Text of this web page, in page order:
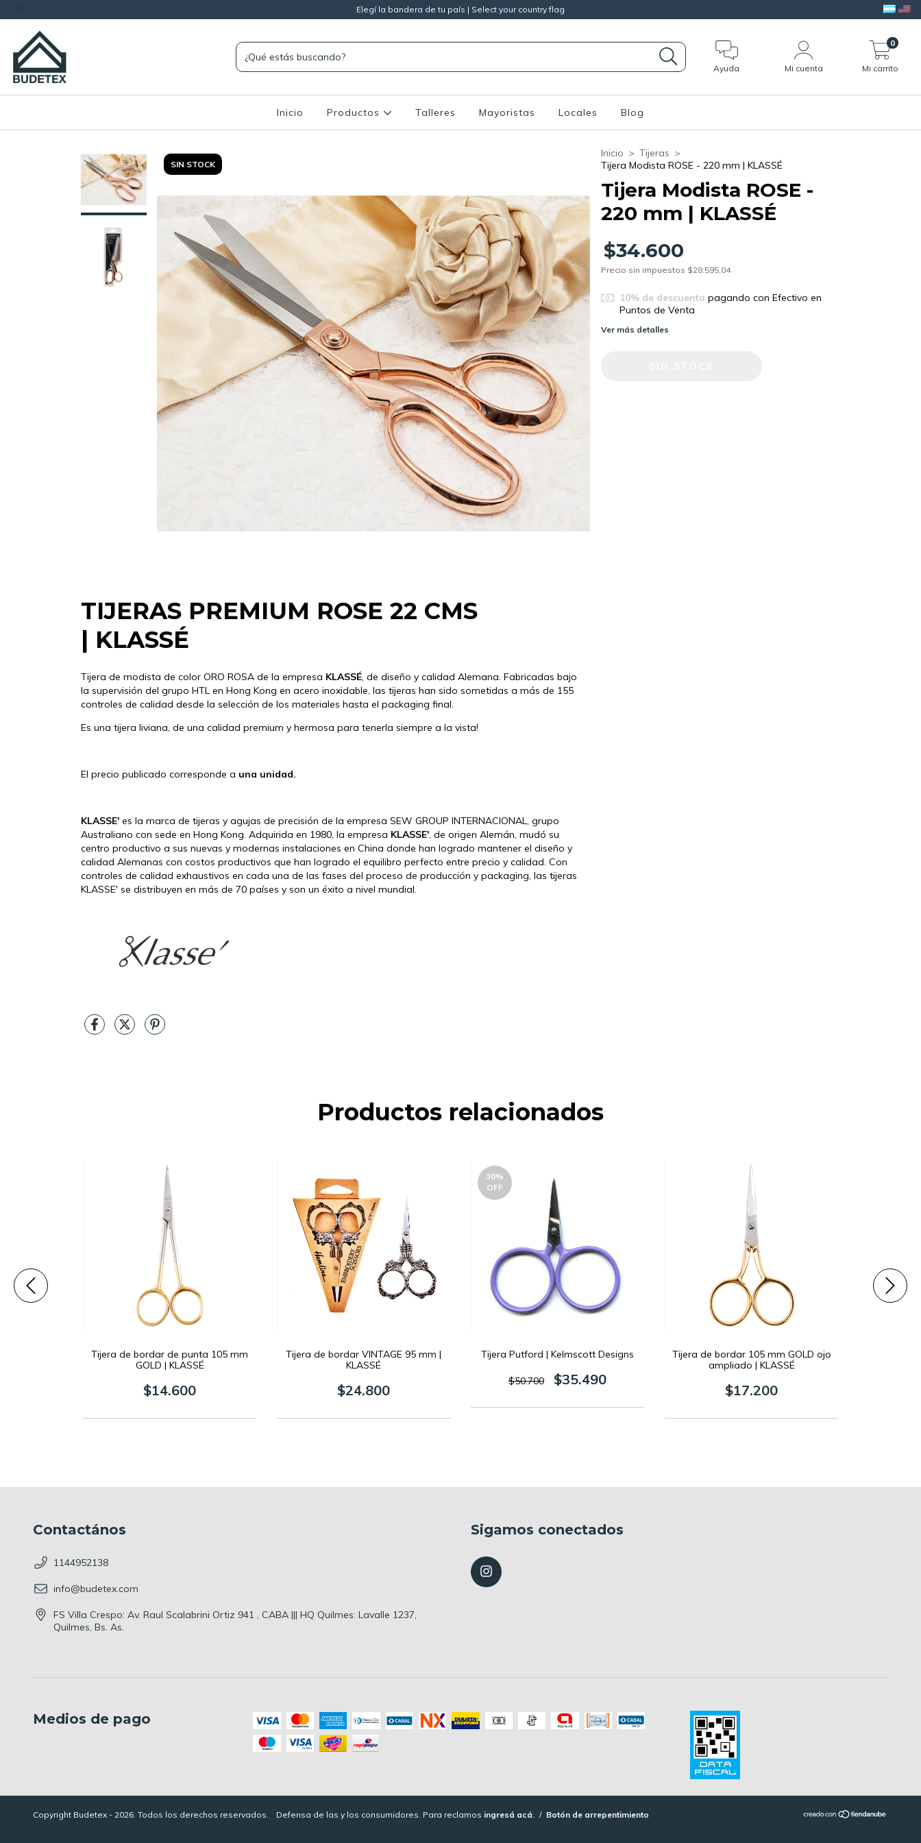
Elegí la bandera de tu país | Select your country flag
Ayuda Mi cuenta Mi carrito
0
Inicio Productos Talleres Mayoristas Locales Blog
SIN STOCK
TIJERAS PREMIUM ROSE 22 CMS
| KLASSÉ
Tijera de modista de color ORO ROSA de la empresa KLASSÉ, de diseño y calidad Alemana. Fabricadas bajo
la supervisión del grupo HTL en Hong Kong en acero inoxidable, las tijeras han sido sometidas a más de 155
controles de calidad desde la selección de los materiales hasta el packaging final.
Es una tijera liviana, de una calidad premium y hermosa para tenerla siempre a la vista!
El precio publicado corresponde a una unidad.
KLASSE' es la marca de tijeras y agujas de precisión de la empresa SEW GROUP INTERNACIONAL, grupo
Australiano con sede en Hong Kong. Adquirida en 1980, la empresa KLASSE', de origen Alemán, mudó su
centro productivo a sus nuevas y modernas instalaciones en China donde han logrado mantener el diseño y
calidad Alemanas con costos productivos que han logrado el equilibro perfecto entre precio y calidad. Con
controles de calidad exhaustivos en cada una de las fases del proceso de producción y packaging, las tijeras
KLASSE' se distribuyen en más de 70 países y son un éxito a nivel mundial.
Inicio > Tijeras >
Tijera Modista ROSE - 220 mm | KLASSÉ
Tijera Modista ROSE -
220 mm | KLASSÉ
$34.600
Precio sin impuestos $28.595,04
10% de descuento pagando con Efectivo en
Puntos de Venta
Ver más detalles
Productos relacionados
Tijera de bordar de punta 105 mm
GOLD | KLASSÉ
$14.600
Tijera de bordar VINTAGE 95 mm |
KLASSÉ
$24.800
30%
OFF
Tijera Putford | Kelmscott Designs
$50.700 $35.490
Tijera de bordar 105 mm GOLD ojo
ampliado | KLASSÉ
$17.200
Contactános
1144952138
info@budetex.com
FS Villa Crespo: Av. Raul Scalabrini Ortiz 941 , CABA ||| HQ Quilmes: Lavalle 1237,
Quilmes, Bs. As.
Sigamos conectados
Medios de pago
Copyright Budetex - 2026. Todos los derechos reservados. Defensa de las y los consumidores. Para reclamos ingresá acá. / Botón de arrepentimiento